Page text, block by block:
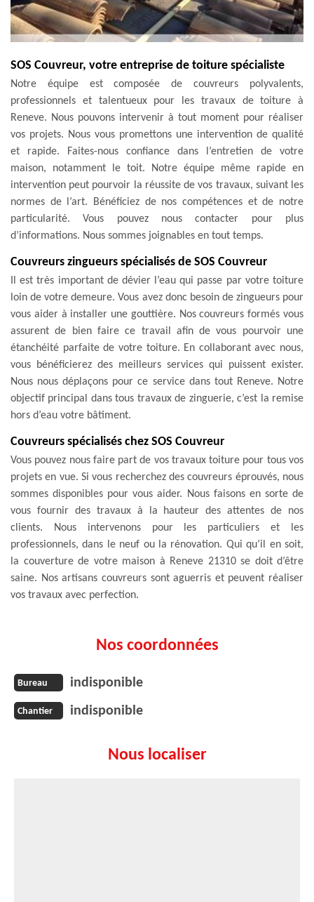
SOS Couvreur, votre entreprise de toiture spécialiste
Notre équipe est composée de couvreurs polyvalents,
professionnels et talentueux pour les travaux de toiture à
Reneve. Nous pouvons intervenir à tout moment pour réaliser
vos projets. Nous vous promettons une intervention de qualité
et rapide. Faites-nous confiance dans l’entretien de votre
maison, notamment le toit. Notre équipe même rapide en
intervention peut pourvoir la réussite de vos travaux, suivant les
normes de l’art. Bénéficiez de nos compétences et de notre
particularité. Vous pouvez nous contacter pour plus
d’informations. Nous sommes joignables en tout temps.
Couvreurs zingueurs spécialisés de SOS Couvreur
Il est très important de dévier l’eau qui passe par votre toiture
loin de votre demeure. Vous avez donc besoin de zingueurs pour
vous aider à installer une gouttière. Nos couvreurs formés vous
assurent de bien faire ce travail afin de vous pourvoir une
étanchéité parfaite de votre toiture. En collaborant avec nous,
vous bénéficierez des meilleurs services qui puissent exister.
Nous nous déplaçons pour ce service dans tout Reneve. Notre
objectif principal dans tous travaux de zinguerie, c’est la remise
hors d’eau votre bâtiment.
Couvreurs spécialisés chez SOS Couvreur
Vous pouvez nous faire part de vos travaux toiture pour tous vos
projets en vue. Si vous recherchez des couvreurs éprouvés, nous
sommes disponibles pour vous aider. Nous faisons en sorte de
vous fournir des travaux à la hauteur des attentes de nos
clients. Nous intervenons pour les particuliers et les
professionnels, dans le neuf ou la rénovation. Qui qu’il en soit,
la couverture de votre maison à Reneve 21310 se doit d’être
saine. Nos artisans couvreurs sont aguerris et peuvent réaliser
vos travaux avec perfection.
Nos coordonnées
Bureau indisponible
Chantier indisponible
Nous localiser